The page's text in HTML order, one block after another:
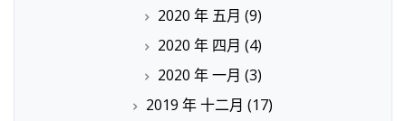
2020 年 五月 (9)
2020 年 四月 (4)
2020 年 一月 (3)
2019 年 十二月 (17)